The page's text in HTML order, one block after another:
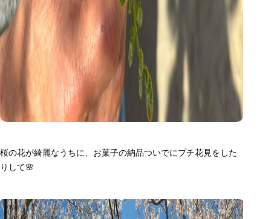
桜の花が綺麗なうちに、お菓子の納品ついでにプチ花見をした
りして🌸